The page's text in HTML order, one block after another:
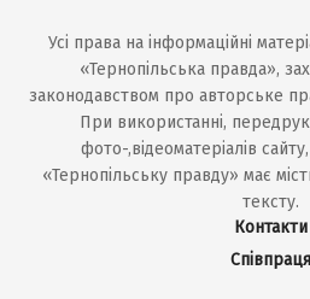
Усі права на інформаційні
«Тернопільська правда»,
законодавством про авторське
При використанні,
фото-,відеоматеріалів
«Тернопільську правду» має
тексту.
Контакти
Співпраця